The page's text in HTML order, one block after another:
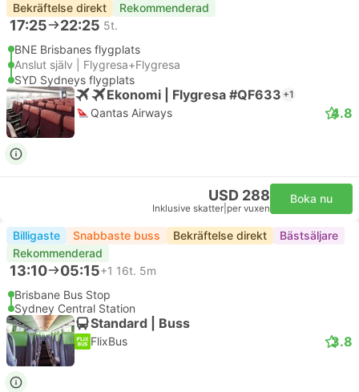
Bekräftelse direkt Rekommenderad
17:25 22:25 5t.
BNE Brisbanes flygplats
Anslut själv | Flygresa+Flygresa
SYD Sydneys flygplats
Ekonomi | Flygresa #QF633 +1
Qantas Airways 4.8
USD 288
Inklusive skatter per vuxen
Boka nu
Billigaste Snabbaste buss Bekräftelse direkt
Bästsäljare
Rekommenderad
13:10 05:15+1 16t. 5m
Brisbane Bus Stop
Sydney Central Station
Standard | Buss
FlixBus 3.8